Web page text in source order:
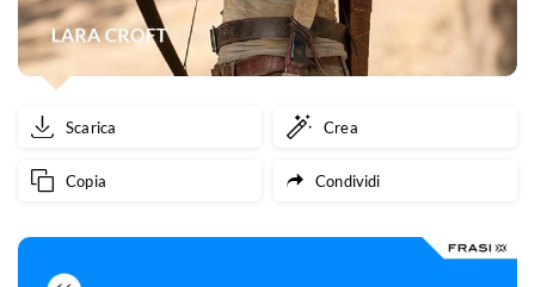
Scarica Crea
Copia Condividi